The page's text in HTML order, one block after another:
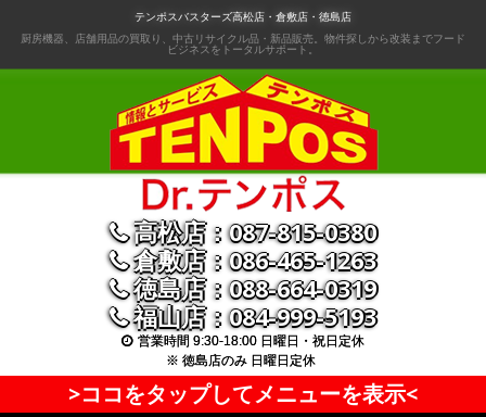
動
テンポスバスターズ高松店・倉敷店・徳島店
厨房機器、店舗用品の買取り、中古リサイクル品・新品販売。物件探しから改装までフード
ビジネスをトータルサポート。
高松店：087-815-0380
倉敷店：086-465-1263
徳島店：088-664-0319
福山店：084-999-5193
営業時間 9:30-18:00 日曜日・祝日定休
※ 徳島店のみ 日曜日定休
>ココをタップしてメニューを表示<